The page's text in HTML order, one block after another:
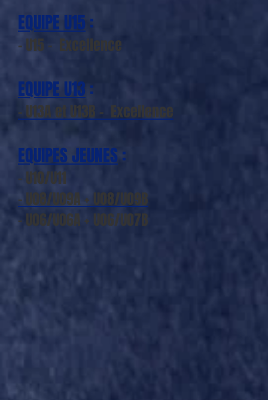
EQUIPE U15 :
- U15 - Excellence
EQUIPE U13 :
- U13A et U13B - Excellence
EQUIPES JEUNES :
- U10/U11
- U08/U09A + U08/U09B
- U06/U06A + U06/U07B